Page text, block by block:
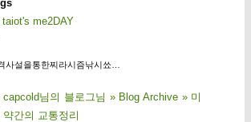
taiot's me2DAY
사설을통한찌라시즘낚시쑈…
capcold님의 블로그님 » Blog Archive » 미
간의 교통정리